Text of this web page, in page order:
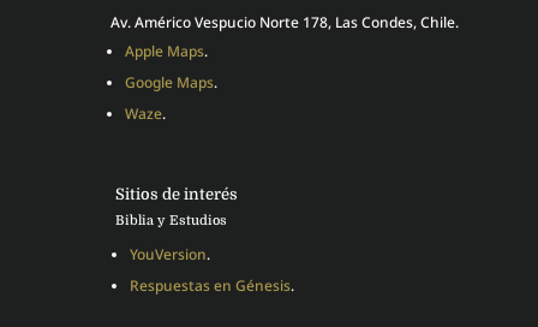
Av. Américo Vespucio Norte 178, Las Condes, Chile.
Apple Maps.
Google Maps.
Waze.
Sitios de interés
Biblia y Estudios
YouVersion.
Respuestas en Génesis.